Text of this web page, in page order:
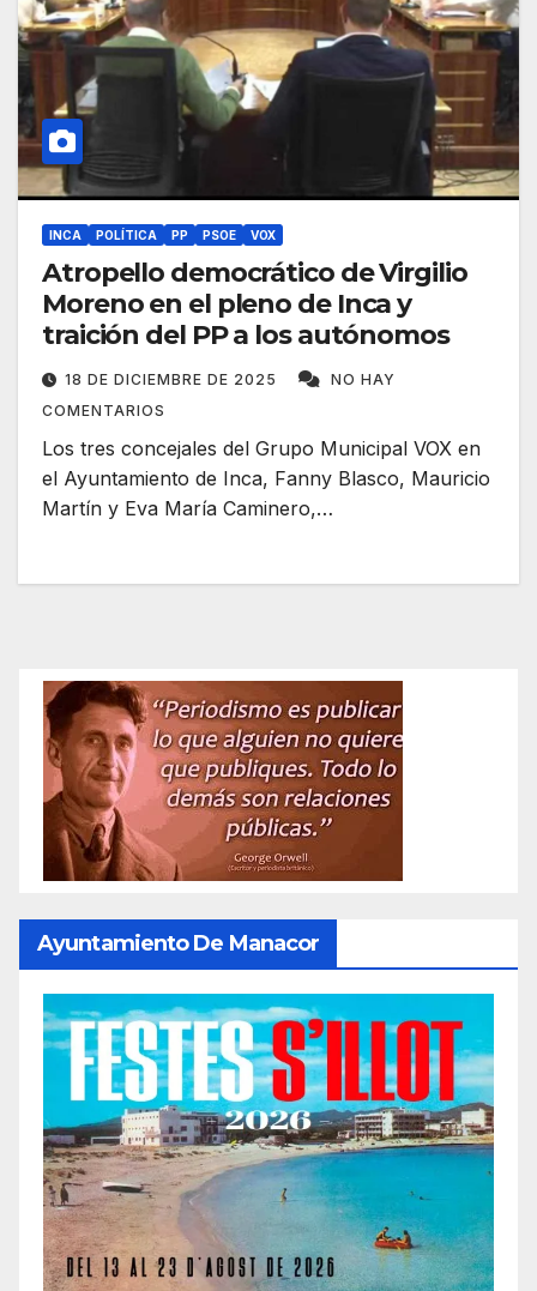
INCA POLÍTICA PP PSOE VOX
Atropello democrático de Virgilio
Moreno en el pleno de Inca y
traición del PP a los autónomos
18 DE DICIEMBRE DE 2025
NO HAY
COMENTARIOS
Los tres concejales del Grupo Municipal VOX en
el Ayuntamiento de Inca, Fanny Blasco, Mauricio
Martín y Eva María Caminero,…
Ayuntamiento De Manacor